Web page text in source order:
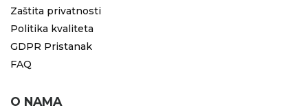
Zaštita privatnosti
Politika kvaliteta
GDPR Pristanak
FAQ
O NAMA